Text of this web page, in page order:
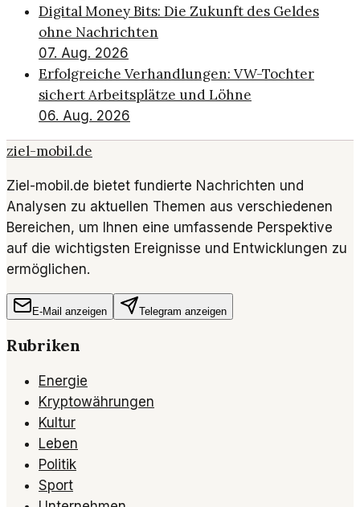
Digital Money Bits: Die Zukunft des Geldes
ohne Nachrichten
07. Aug. 2026
Erfolgreiche Verhandlungen: VW-Tochter
sichert Arbeitsplätze und Löhne
06. Aug. 2026
ziel-mobil.de
Ziel-mobil.de bietet fundierte Nachrichten und
Analysen zu aktuellen Themen aus verschiedenen
Bereichen, um Ihnen eine umfassende Perspektive
auf die wichtigsten Ereignisse und Entwicklungen zu
ermöglichen.
E-Mail anzeigen Telegram anzeigen
Rubriken
Energie
Kryptowährungen
Kultur
Leben
Politik
Sport